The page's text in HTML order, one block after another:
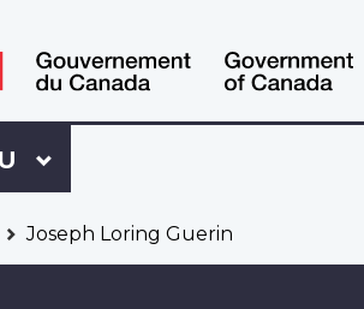
PRINCIPAL
Joseph Loring Guerin